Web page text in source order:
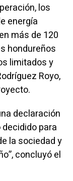
los
energía
más de 120
hondureños
limitados y
Royo,
declaración
para
la sociedad y
concluyó el